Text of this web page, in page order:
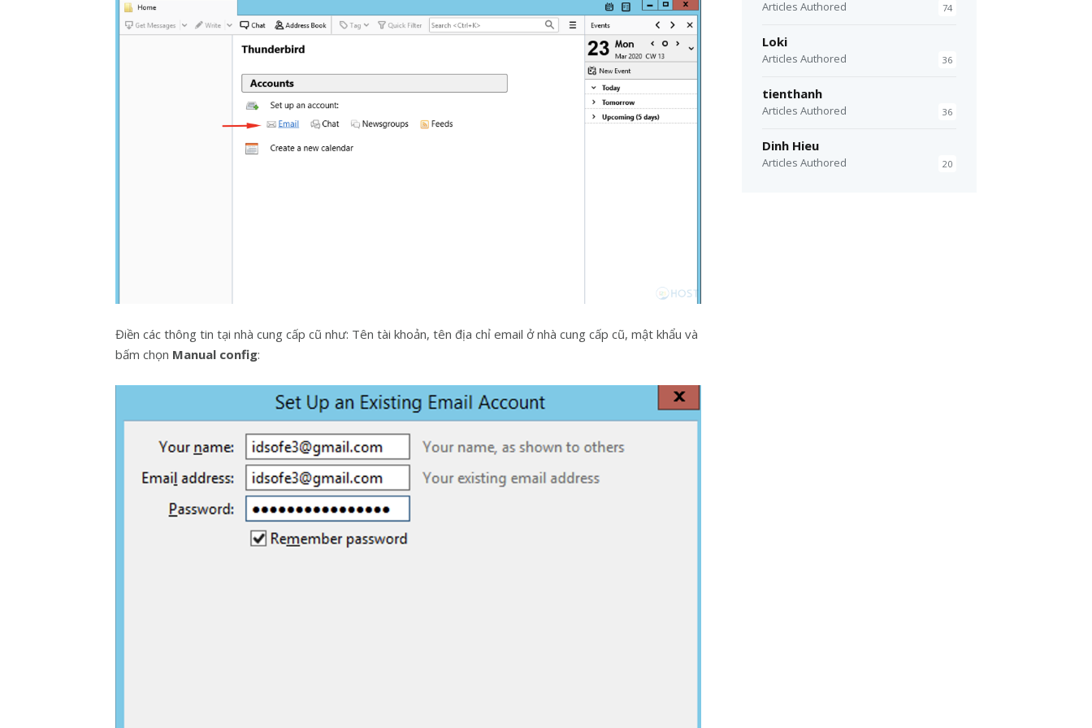
Điền các thông tin tại nhà cung cấp cũ như: Tên tài khoản, tên địa chỉ email ở nhà cung cấp cũ, mật khẩu và
bấm chọn Manual config:
Articles Authored 74
Loki
Articles Authored 36
tienthanh
Articles Authored 36
Dinh Hieu
Articles Authored 20